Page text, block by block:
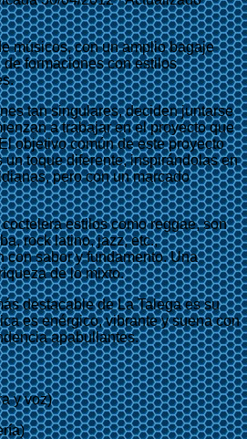
músicos, con un amplio bagaje
formaciones con estilos
tan singulares, deciden juntarse
a trabajar en el proyecto que
objetivo común de este proyecto
un toque diferente, inspirándolas en
pero con un marcado
estilos como reggae, son
rock latino, jazz, etc.,
con sabor y fundamento. Una
de lo mixto.
destacable de La Talega es su
es enérgico, vibrante y suena con
apabullantes.
y voz)